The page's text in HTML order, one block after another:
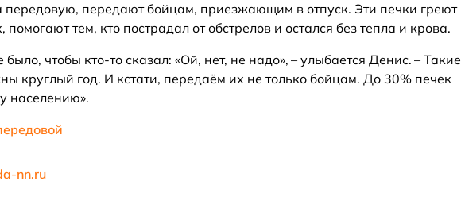
передовую, передают бойцам, приезжающим в отпуск. Эти печки греют
помогают тем, кто пострадал от обстрелов и остался без тепла и крова.
чтобы кто-то сказал: «Ой, нет, не надо», – улыбается Денис. – Такие
круглый год. И кстати, передаём их не только бойцам. До 30% печек
населению».
nn.ru